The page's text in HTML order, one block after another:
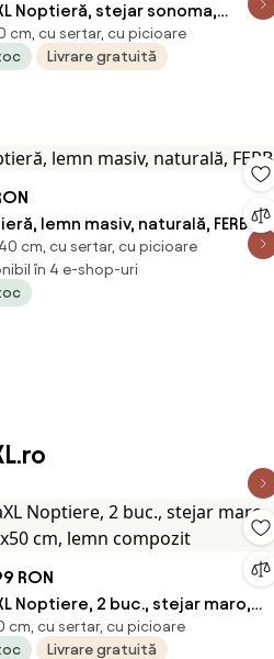
Noptieră, stejar sonoma,
cm, lemn compozit
cm, cu sertar, cu picioare
Livrare gratuită
lemn masiv, naturală, FERB
cm, cu sertar, cu picioare
în 4 e-shop-uri
RON
Noptiere, 2 buc., stejar maro,
cm, lemn compozit
cm, cu sertar, cu picioare
Livrare gratuită